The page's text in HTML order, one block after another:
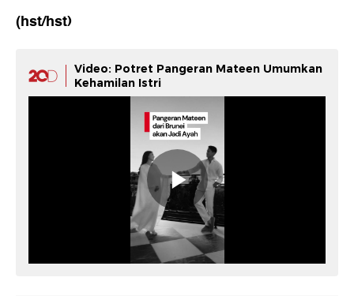
(hst/hst)
Video: Potret Pangeran Mateen Umumkan
Kehamilan Istri